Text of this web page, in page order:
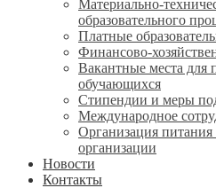
Материально-
образовательного
Платные
Финансово-
Вакантные места для
обучающихся
Стипендии и меры
Международное
Организация питания
организации
Новости
Контакты